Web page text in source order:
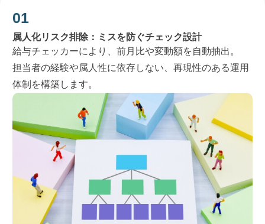
属人化リスク排除：ミスを防ぐチェック設計
給与チェッカーにより、前月比や変動額を自動抽出。
担当者の経験や属人性に依存しない、再現性のある運用
体制を構築します。